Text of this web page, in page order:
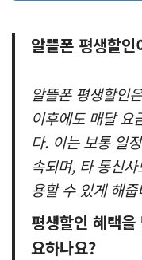
알뜰폰 평생할
알뜰폰 평생할인
이후에도 매달 요
다. 이는 보통 일
속되며, 타 통신
용할 수 있게 해줍
평생할인 혜택
요하나요?